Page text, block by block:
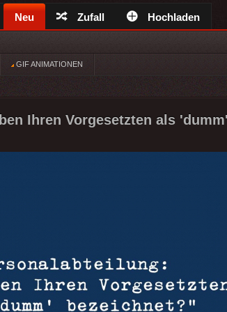
Neu Zufall Hochladen
GIF ANIMATIONEN
Ihren Vorgesetzten als